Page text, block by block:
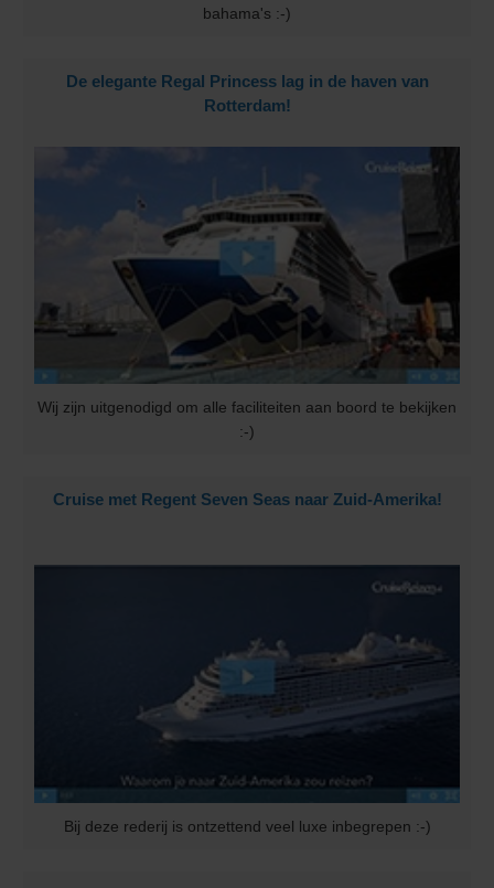
bahama's :-)
De elegante Regal Princess lag in de haven van
Rotterdam!
Wij zijn uitgenodigd om alle faciliteiten aan boord te bekijken
:-)
Cruise met Regent Seven Seas naar Zuid-Amerika!
Bij deze rederij is ontzettend veel luxe inbegrepen :-)